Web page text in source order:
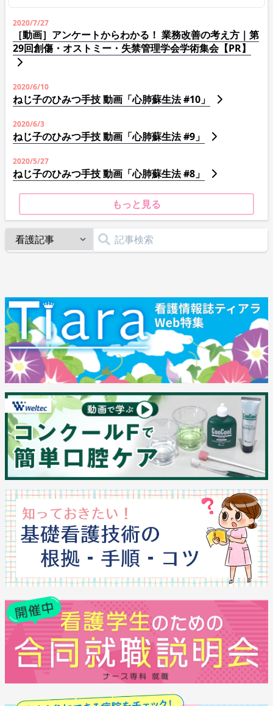
2020/7/27
［動画］アンケートからわかる！ 業務改善の考え方｜第
29回創傷・オストミー・失禁管理学会学術集会【PR】
2020/6/10
ねじ子のひみつ手技 動画「心肺蘇生法 #10」
2020/6/3
ねじ子のひみつ手技 動画「心肺蘇生法 #9」
2020/5/27
ねじ子のひみつ手技 動画「心肺蘇生法 #8」
もっと見る